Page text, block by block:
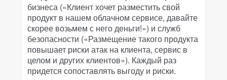
бизнеса («Клиент хочет разместить свой
продукт в нашем облачном сервисе, давайте
скорее возьмем с него деньги!») и служб
безопасности («Размещение такого продукта
повышает риски атак на клиента, сервис в
целом и других клиентов»). Каждый раз
придется сопоставлять выгоду и риски.